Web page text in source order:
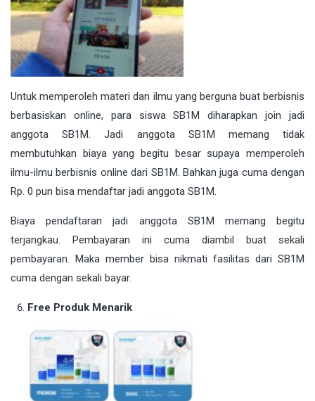
Untuk memperoleh materi dan ilmu yang berguna buat berbisnis
berbasiskan online, para siswa SB1M diharapkan join jadi
anggota SB1M. Jadi anggota SB1M memang tidak
membutuhkan biaya yang begitu besar supaya memperoleh
ilmu-ilmu berbisnis online dari SB1M. Bahkan juga cuma dengan
Rp. 0 pun bisa mendaftar jadi anggota SB1M.
Biaya pendaftaran jadi anggota SB1M memang begitu
terjangkau. Pembayaran ini cuma diambil buat sekali
pembayaran. Maka member bisa nikmati fasilitas dari SB1M
cuma dengan sekali bayar.
Free Produk Menarik